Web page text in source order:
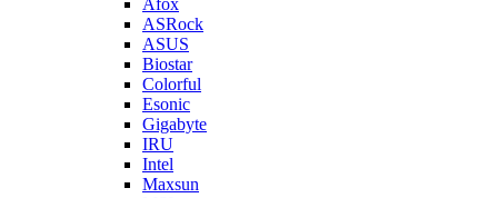
Afox
ASRock
ASUS
Biostar
Colorful
Esonic
Gigabyte
IRU
Intel
Maxsun